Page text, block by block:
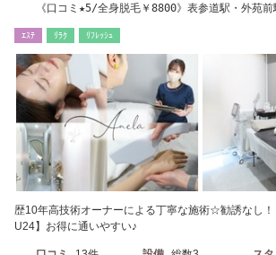
《口コミ★5/全身脱毛￥8800》表参道駅・外
ｴｽﾃ ﾘﾗｸ ﾘﾌﾚｯｼｭ
歴10年高技術オーナーによる丁寧な施術☆勧誘なし
U24】お得に通いやすい♪